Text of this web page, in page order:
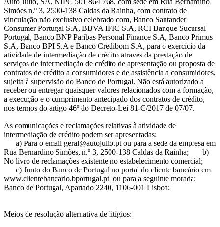
Auto Júlio, SA, NIPC 501 864 768, com sede em Rua Bernardino
Simões n.º 3, 2500-138 Caldas da Rainha, com contrato de
vinculação não exclusivo celebrado com, Banco Santander
Consumer Portugal S.A, BBVA IFIC S.A, RCI Banque Sucursal
Portugal, Banco BNP Paribas Personal Finance S.A, Banco Primus
S.A, Banco BPI S.A e Banco Credibom S.A, para o exercício da
atividade de intermediação de crédito através da prestação de
serviços de intermediação de crédito de apresentação ou proposta de
contratos de crédito a consumidores e de assistência a consumidores,
sujeita à supervisão do Banco de Portugal. Não está autorizado a
receber ou entregar quaisquer valores relacionados com a formação,
a execução e o cumprimento antecipado dos contratos de crédito,
nos termos do artigo 46º do Decreto-Lei 81-C/2017 de 07/07.
As comunicações e reclamações relativas à atividade de
intermediação de crédito podem ser apresentadas:
a) Para o email geral@autojulio.pt ou para a sede da empresa em
Rua Bernardino Simões, n.º 3, 2500-138 Caldas da Rainha; b)
No livro de reclamações existente no estabelecimento comercial;
c) Junto do Banco de Portugal no portal do cliente bancário em
www.clientebancario.bportugal.pt, ou para a seguinte morada:
Banco de Portugal, Apartado 2240, 1106-001 Lisboa;
Meios de resolução alternativa de litígios: